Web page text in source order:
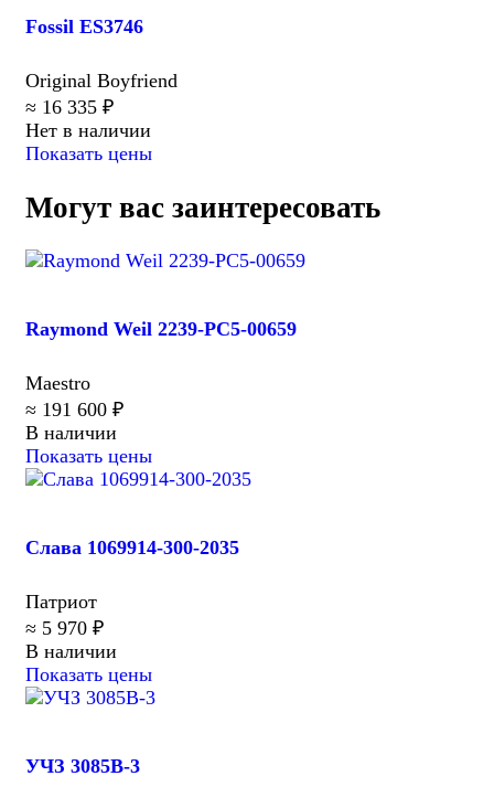
Fossil ES3746
Original Boyfriend
≈ 16 335 ₽
Нет в наличии
Показать цены
Могут вас заинтересовать
Raymond Weil 2239-PC5-00659
Maestro
≈ 191 600 ₽
В наличии
Показать цены
Слава 1069914-300-2035
Патриот
≈ 5 970 ₽
В наличии
Показать цены
УЧЗ 3085B-3